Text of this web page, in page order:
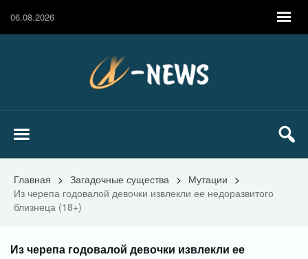
06.08.2026
Главная > Загадочные существа > Мутации >
Из черепа годовалой девочки извлекли ее недоразвитого
близнеца (18+)
Из черепа годовалой девочки извлекли ее